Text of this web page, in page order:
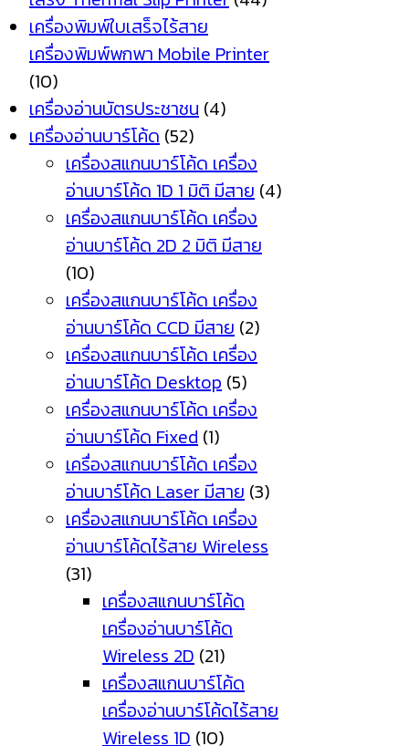
เครื่องพิมพ์ใบเสร็จไร้สาย
เครื่องพิมพ์พกพา Mobile Printer
(10)
เครื่องอ่านบัตรประชาชน (4)
เครื่องอ่านบาร์โค้ด (52)
เครื่องสแกนบาร์โค้ด เครื่อง
อ่านบาร์โค้ด 1D 1 มิติ มีสาย (4)
เครื่องสแกนบาร์โค้ด เครื่อง
อ่านบาร์โค้ด 2D 2 มิติ มีสาย
(10)
เครื่องสแกนบาร์โค้ด เครื่อง
อ่านบาร์โค้ด CCD มีสาย (2)
เครื่องสแกนบาร์โค้ด เครื่อง
อ่านบาร์โค้ด Desktop (5)
เครื่องสแกนบาร์โค้ด เครื่อง
อ่านบาร์โค้ด Fixed (1)
เครื่องสแกนบาร์โค้ด เครื่อง
อ่านบาร์โค้ด Laser มีสาย (3)
เครื่องสแกนบาร์โค้ด เครื่อง
อ่านบาร์โค้ดไร้สาย Wireless
(31)
เครื่องสแกนบาร์โค้ด
เครื่องอ่านบาร์โค้ด
Wireless 2D (21)
เครื่องสแกนบาร์โค้ด
เครื่องอ่านบาร์โค้ดไร้สาย
Wireless 1D (10)